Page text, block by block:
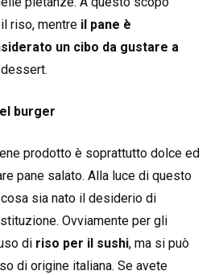
riso, mentre il pane è
un cibo da gustare a
burger
prodotto è soprattutto dolce ed
pane salato. Alla luce di questo
sia nato il desiderio di
Ovviamente per gli
di riso per il sushi, ma si può
di origine italiana. Se avete